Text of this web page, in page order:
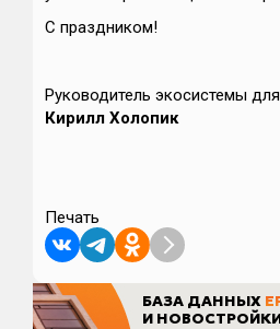
С праздником!
Руководитель экосистемы
Кирилл Холопик
Печать